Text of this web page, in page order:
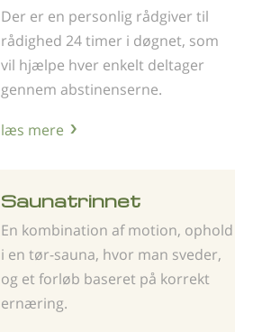
Der er en personlig rådgiver til
rådighed 24 timer i døgnet, som
vil hjælpe hver enkelt deltager
gennem abstinenserne.
læs mere
Saunatrinnet
En kombination af motion, ophold
i en tør-sauna, hvor man sveder,
og et forløb baseret på korrekt
ernæring.